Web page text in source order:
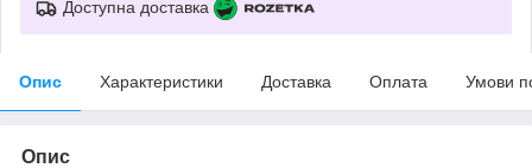
Доступна доставка
Опис Характеристики Доставка Оплата Умови
Опис